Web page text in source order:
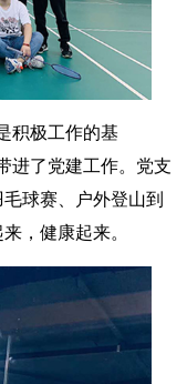
积极工作的基
进了党建工作。党支
球赛、户外登山到
，健康起来。